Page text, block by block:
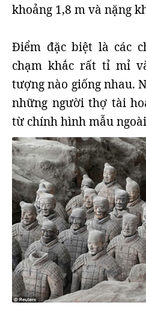
khoảng 1,8 m và nặng
Điểm đặc biệt là các
chạm khắc rất tỉ mỉ
tượng nào giống nhau.
những người thợ tài
từ chính hình mẫu